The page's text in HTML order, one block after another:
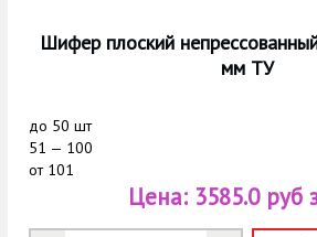
Шифер плоский
мм ТУ
до 50 шт
51 — 100
от101
Цена: 3585.0 руб